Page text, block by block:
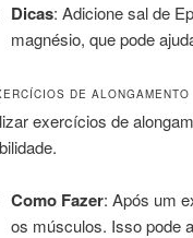
Dicas: Adicione sal de
magnésio, que pode
DE ALONGAMENTO
exercícios de
Como Fazer: Após um
os músculos. Isso pode